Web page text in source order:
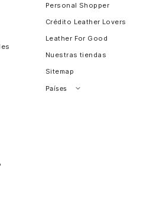
Personal Shopper
Crédito Leather Lovers
Leather For Good
Nuestras tiendas
Sitemap
Países